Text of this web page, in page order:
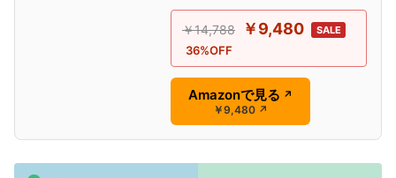
￥14,788 ￥9,480 SALE
36%OFF
Amazonで見る ↗
￥9,480 ↗